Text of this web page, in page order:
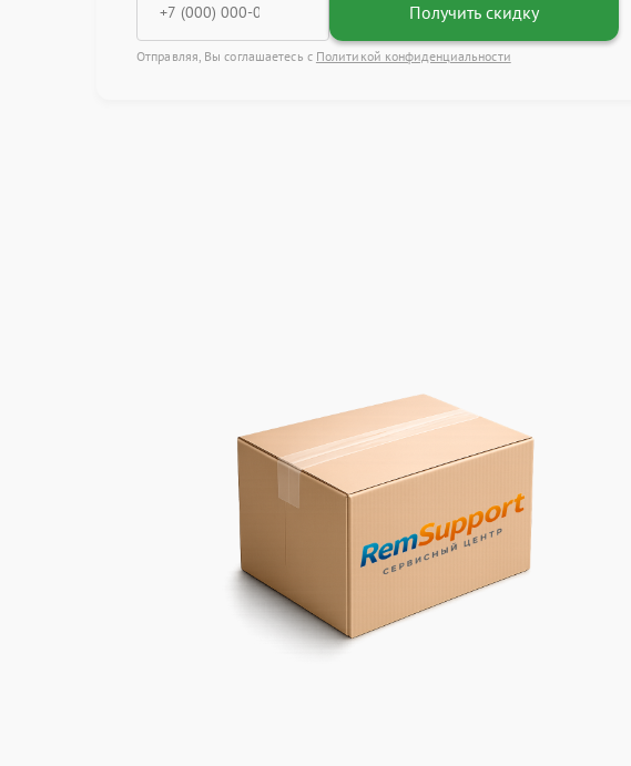
Получить скидку
Отправляя, Вы соглашаетесь с Политикой конфиденциальности